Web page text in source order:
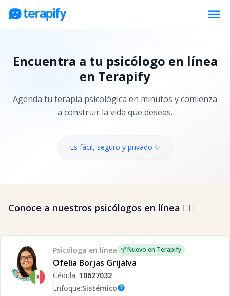
menu
Precios
Empresas
Preguntas frecuentes
Encuentra a tu psicólogo en línea
en Terapify
Agenda tu terapia psicológica en minutos y comienza
a construir la vida que deseas.
Es fácil, seguro y privado ✨
Conoce a nuestros psicólogos en línea 👇🏼
Psicóloga en línea Nuevo en Terapify
Ofelia Borjas Grijalva
Cédula: 10627032
Enfoque:Sistémicohelp